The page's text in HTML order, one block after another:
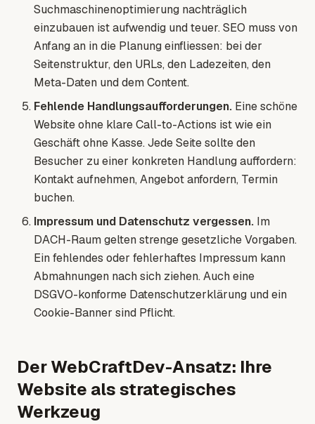
Suchmaschinenoptimierung nachträglich
einzubauen ist aufwendig und teuer. SEO muss von
Anfang an in die Planung einfliessen: bei der
Seitenstruktur, den URLs, den Ladezeiten, den
Meta-Daten und dem Content.
Fehlende Handlungsaufforderungen. Eine schöne
Website ohne klare Call-to-Actions ist wie ein
Geschäft ohne Kasse. Jede Seite sollte den
Besucher zu einer konkreten Handlung auffordern:
Kontakt aufnehmen, Angebot anfordern, Termin
buchen.
Impressum und Datenschutz vergessen. Im
DACH-Raum gelten strenge gesetzliche Vorgaben.
Ein fehlendes oder fehlerhaftes Impressum kann
Abmahnungen nach sich ziehen. Auch eine
DSGVO-konforme Datenschutzerklärung und ein
Cookie-Banner sind Pflicht.
Der WebCraftDev-Ansatz: Ihre
Website als strategisches
Werkzeug